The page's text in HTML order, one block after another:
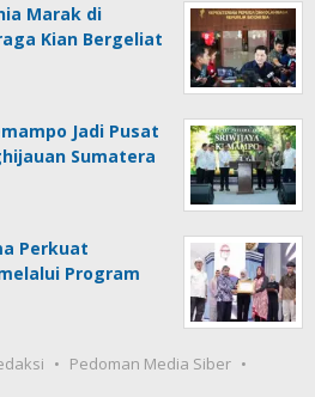
Marak di
Kian Bergeliat
Jadi Pusat
Sumatera
Perkuat
Program
Pedoman Media Siber